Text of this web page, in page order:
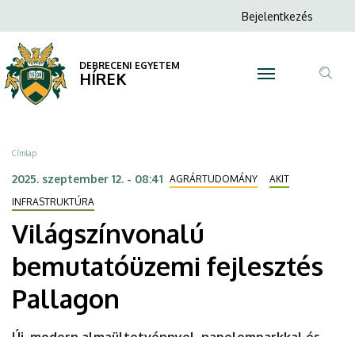
bemutatóüzemi
fejlesztés
Pallagon
DEBRECENI
EGYETEM
a
tartalomra
Anonim
menüje
Bejelentkezés
DEBRECENI EGYETEM
HÍREK
Morzsa
Címlap
2025. szeptember 12. - 08:41 AGRÁRTUDOMÁNY
AKIT
INFRASTRUKTÚRA
Világszínvonalú
bemutatóüzemi fejlesztés
Pallagon